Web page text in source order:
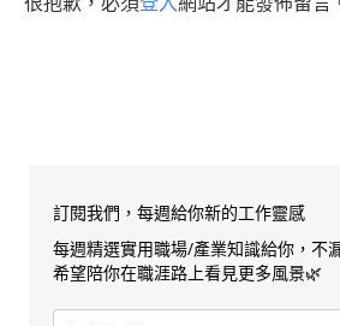
訂閱我們，每週給你新的工作靈感
每週精選實用職場/產業知識給你，不
希望陪你在職涯路上看見更多風景🌿